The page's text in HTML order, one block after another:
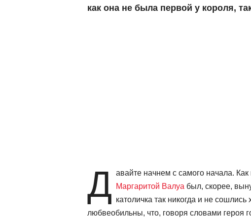
как она не была первой у короля,
Д авайте начнем с самого начала.
Маргаритой Валуа был, скорее,
католичка так никогда и не
любвеобильны, что, говоря словами героя